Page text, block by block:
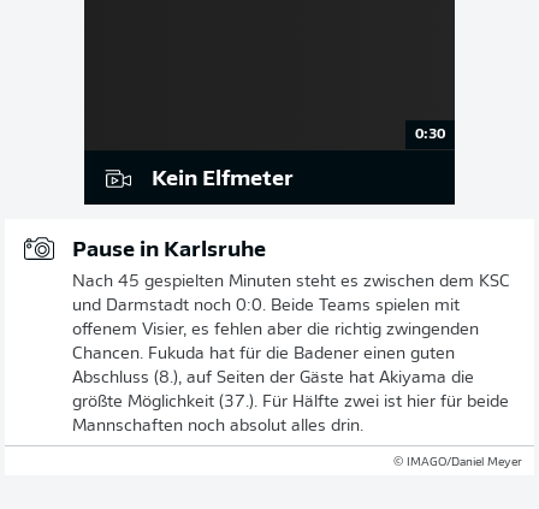
0:30
Kein Elfmeter
Pause in Karlsruhe
Nach 45 gespielten Minuten steht es zwischen dem KSC
und Darmstadt noch 0:0. Beide Teams spielen mit
offenem Visier, es fehlen aber die richtig zwingenden
Chancen. Fukuda hat für die Badener einen guten
Abschluss (8.), auf Seiten der Gäste hat Akiyama die
größte Möglichkeit (37.). Für Hälfte zwei ist hier für beide
Mannschaften noch absolut alles drin.
© IMAGO/Daniel Meyer